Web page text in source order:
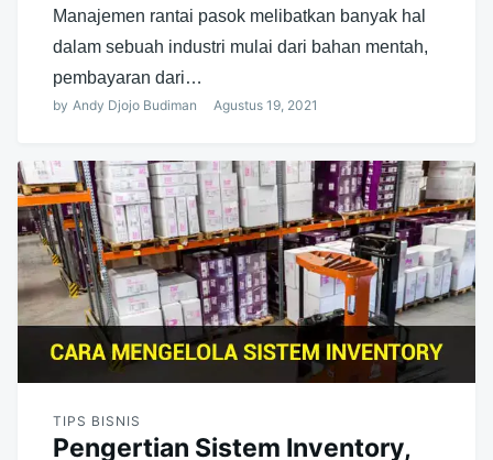
Manajemen rantai pasok melibatkan banyak hal
dalam sebuah industri mulai dari bahan mentah,
pembayaran dari…
by Andy Djojo Budiman Agustus 19, 2021
TIPS BISNIS
Pengertian Sistem Inventory,